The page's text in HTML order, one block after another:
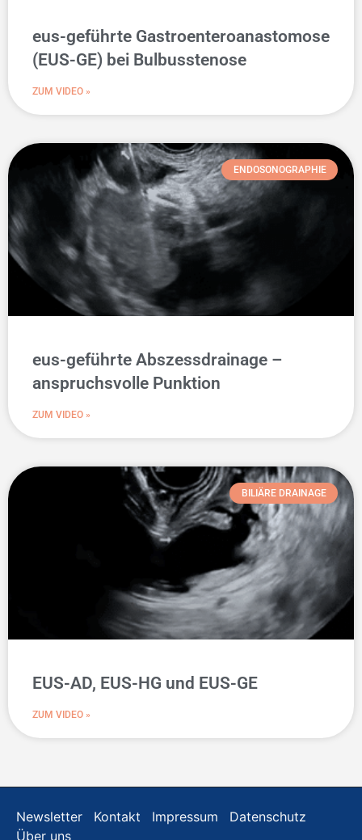
eus-geführte Gastroenteroanastomose
(EUS-GE) bei Bulbusstenose
ZUM VIDEO »
ENDOSONOGRAPHIE
eus-geführte Abszessdrainage –
anspruchsvolle Punktion
ZUM VIDEO »
BILIÄRE DRAINAGE
EUS-AD, EUS-HG und EUS-GE
ZUM VIDEO »
Newsletter Kontakt Impressum
Datenschutz
Über uns